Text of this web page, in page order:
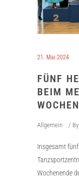
21. Mai 2024
FÜNF
BEIM
Allgemein By
Insgesamt
Wochenende